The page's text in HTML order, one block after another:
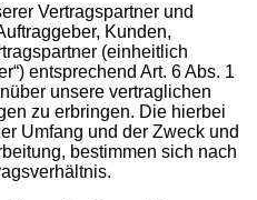
Vertragspartner und
Kunden,
(einheitlich
entsprechend Art. 6 Abs. 1
unsere vertraglichen
zu erbringen. Die hierbei
Umfang und der Zweck und
bestimmen sich nach